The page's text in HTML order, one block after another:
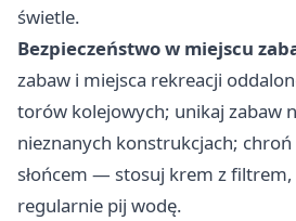
świetle.
Bezpieczeństwo w miejscu
zabaw i miejsca rekreacji
torów kolejowych; unikaj zabaw
nieznanych konstrukcjach;
słońcem — stosuj krem z filtrem,
regularnie pij wodę.